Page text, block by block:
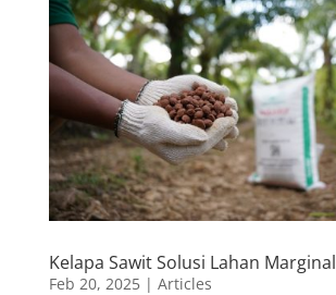
Kelapa Sawit Solusi Lahan Marginal
Feb 20, 2025| Articles